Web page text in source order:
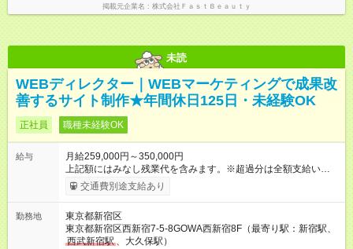
掲載元企業名 株式会社ＦａｓｔＢｅａｕｔｙ
未読
WEBディレクター｜WEBマーケティングで成果改
善するサイト制作★年間休日125日・未経験OK
正社員 職種未経験OK
給与
月給259,000円～350,000円
上記額にはみなし残業代を含みます。※超過分は全額支給いたし
ます。 みなし残業代 61,744円 以上／月 みなし残業時間 40時間
／月 ※経験・能力等を考慮の上、加給・優遇いたします。 【試
は本採用時と同じです。 ※試用期間は2ヶ月でその間の雇用形態
は正社員です。そのほかの条件に変更はありません。
交通費別途支給あり
勤務地
東京都新宿区
東京都新宿区西新宿7-5-8GOWA西新宿8F（最寄り駅：新宿駅、
西武新宿駅 、大久保駅）